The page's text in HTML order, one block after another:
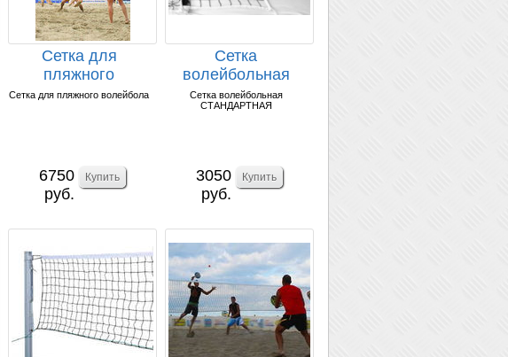
Сетка для
пляжного
волейбола.
Сетка для пляжного волейбола
6750
руб.
Сетка
волейбольная
СТАНДАРТНАЯ
d=2.6мм.
Сетка волейбольная
СТАНДАРТНАЯ
3050
руб.